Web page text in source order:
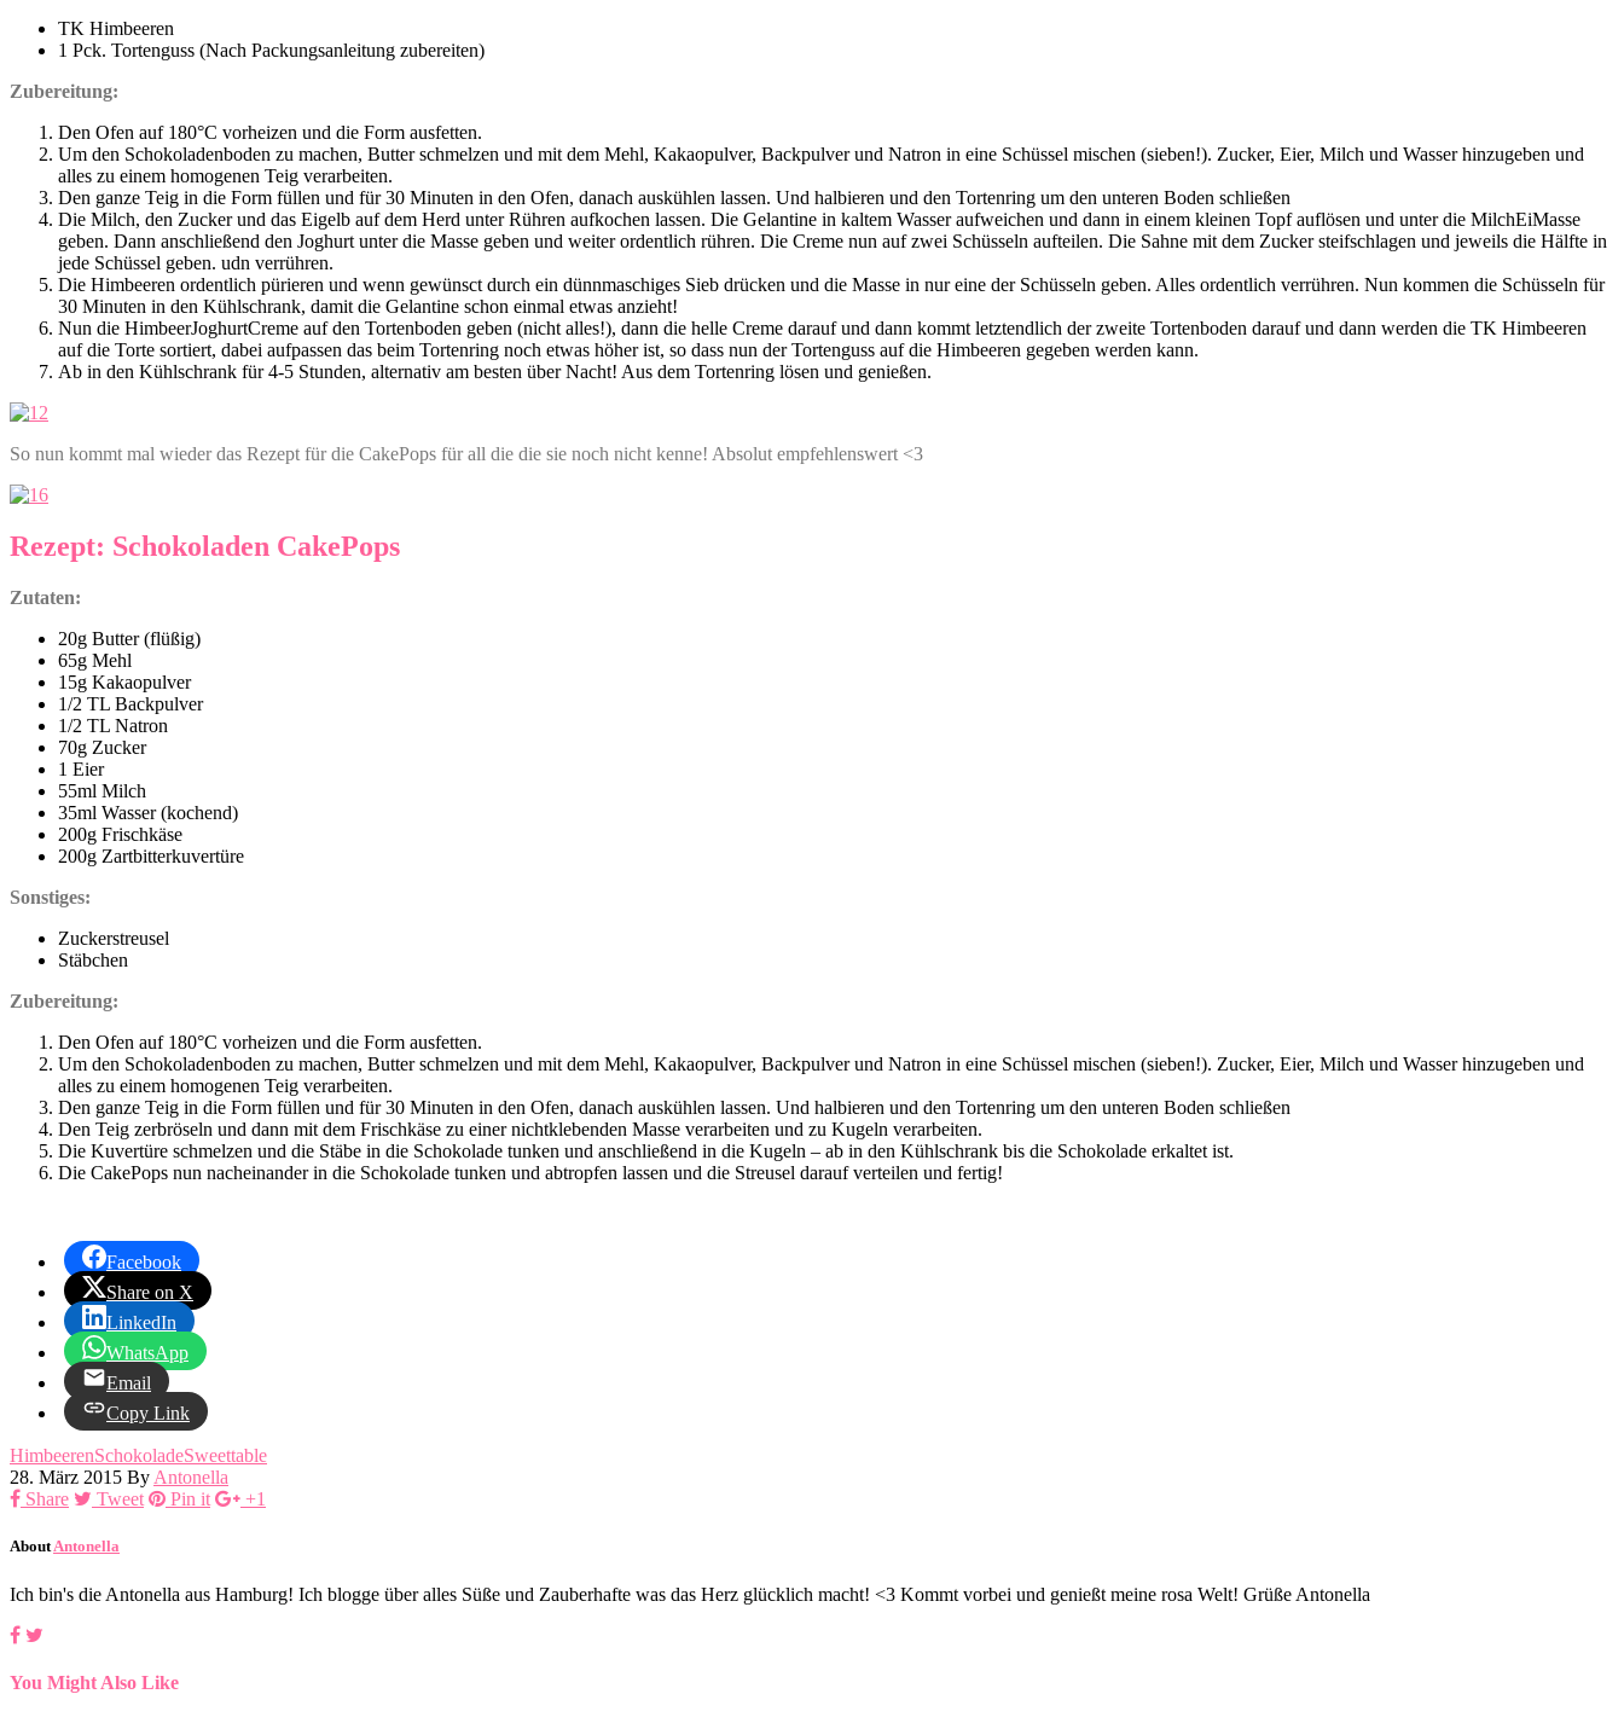
TK Himbeeren
1 Pck. Tortenguss (Nach Packungsanleitung zubereiten)
Zubereitung:
Den Ofen auf 180°C vorheizen und die Form ausfetten.
Um den Schokoladenboden zu machen, Butter schmelzen und mit dem Mehl, Kakaopulver, Backpulver und Natron in eine Schüssel mischen (sieben!). Zucker, Eier, Milch und Wasser hinzugeben und
alles zu einem homogenen Teig verarbeiten.
Den ganze Teig in die Form füllen und für 30 Minuten in den Ofen, danach auskühlen lassen. Und halbieren und den Tortenring um den unteren Boden schließen
Die Milch, den Zucker und das Eigelb auf dem Herd unter Rühren aufkochen lassen. Die Gelantine in kaltem Wasser aufweichen und dann in einem kleinen Topf auflösen und unter die MilchEiMasse
geben. Dann anschließend den Joghurt unter die Masse geben und weiter ordentlich rühren. Die Creme nun auf zwei Schüsseln aufteilen. Die Sahne mit dem Zucker steifschlagen und jeweils die Hälfte in
jede Schüssel geben. udn verrühren.
Die Himbeeren ordentlich pürieren und wenn gewünsct durch ein dünnmaschiges Sieb drücken und die Masse in nur eine der Schüsseln geben. Alles ordentlich verrühren. Nun kommen die Schüsseln für
30 Minuten in den Kühlschrank, damit die Gelantine schon einmal etwas anzieht!
Nun die HimbeerJoghurtCreme auf den Tortenboden geben (nicht alles!), dann die helle Creme darauf und dann kommt letztendlich der zweite Tortenboden darauf und dann werden die TK Himbeeren
auf die Torte sortiert, dabei aufpassen das beim Tortenring noch etwas höher ist, so dass nun der Tortenguss auf die Himbeeren gegeben werden kann.
Ab in den Kühlschrank für 4-5 Stunden, alternativ am besten über Nacht! Aus dem Tortenring lösen und genießen.
So nun kommt mal wieder das Rezept für die CakePops für all die die sie noch nicht kenne! Absolut empfehlenswert <3
Rezept: Schokoladen CakePops
Zutaten:
20g Butter (flüßig)
65g Mehl
15g Kakaopulver
1/2 TL Backpulver
1/2 TL Natron
70g Zucker
1 Eier
55ml Milch
35ml Wasser (kochend)
200g Frischkäse
200g Zartbitterkuvertüre
Sonstiges:
Zuckerstreusel
Stäbchen
Zubereitung:
Den Ofen auf 180°C vorheizen und die Form ausfetten.
Um den Schokoladenboden zu machen, Butter schmelzen und mit dem Mehl, Kakaopulver, Backpulver und Natron in eine Schüssel mischen (sieben!). Zucker, Eier, Milch und Wasser hinzugeben und
alles zu einem homogenen Teig verarbeiten.
Den ganze Teig in die Form füllen und für 30 Minuten in den Ofen, danach auskühlen lassen. Und halbieren und den Tortenring um den unteren Boden schließen
Den Teig zerbröseln und dann mit dem Frischkäse zu einer nichtklebenden Masse verarbeiten und zu Kugeln verarbeiten.
Die Kuvertüre schmelzen und die Stäbe in die Schokolade tunken und anschließend in die Kugeln – ab in den Kühlschrank bis die Schokolade erkaltet ist.
Die CakePops nun nacheinander in die Schokolade tunken und abtropfen lassen und die Streusel darauf verteilen und fertig!
Facebook
Share on X
LinkedIn
WhatsApp
Email
Copy Link
HimbeerenSchokoladeSweettable
28. März 2015 By Antonella
Share
Tweet Pin it +1
AboutAntonella
Ich bin's die Antonella aus Hamburg! Ich blogge über alles Süße und Zauberhafte was das Herz glücklich macht! <3 Kommt vorbei und genießt meine rosa Welt! Grüße Antonella
You Might Also Like